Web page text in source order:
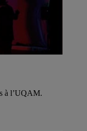
à l’UQAM.